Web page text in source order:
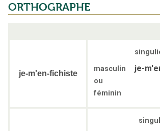
ORTHOGRAPHE
je-m'en-fichiste
masculin
ou
féminin
je-